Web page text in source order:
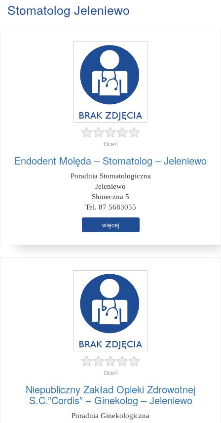
Stomatolog Jeleniewo
Oceń
Endodent Molęda – Stomatolog – Jeleniewo
Poradnia Stomatologiczna
Jeleniewo
Słoneczna 5
Tel. 87 5683055
więcej
Oceń
Niepubliczny Zakład Opieki Zdrowotnej
S.C.”Cordis” – Ginekolog – Jeleniewo
Poradnia Ginekologiczna